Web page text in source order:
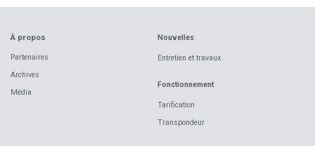
À propos
Partenaires
Archives
Média
Nouvelles
Entretien et travaux
Fonctionnement
Tarification
Transpondeur